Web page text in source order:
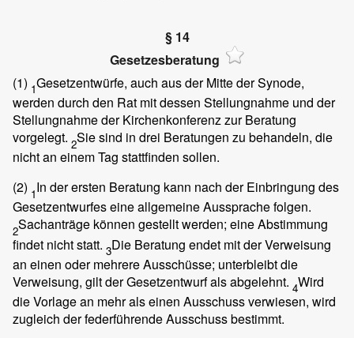
§ 14
Gesetzesberatung
(1) 1Gesetzentwürfe, auch aus der Mitte der Synode,
werden durch den Rat mit dessen Stellungnahme und der
Stellungnahme der Kirchenkonferenz zur Beratung
vorgelegt. 2Sie sind in drei Beratungen zu behandeln, die
nicht an einem Tag stattfinden sollen.
(2) 1In der ersten Beratung kann nach der Einbringung des
Gesetzentwurfes eine allgemeine Aussprache folgen.
2Sachanträge können gestellt werden; eine Abstimmung
findet nicht statt. 3Die Beratung endet mit der Verweisung
an einen oder mehrere Ausschüsse; unterbleibt die
Verweisung, gilt der Gesetzentwurf als abgelehnt. 4Wird
die Vorlage an mehr als einen Ausschuss verwiesen, wird
zugleich der federführende Ausschuss bestimmt.